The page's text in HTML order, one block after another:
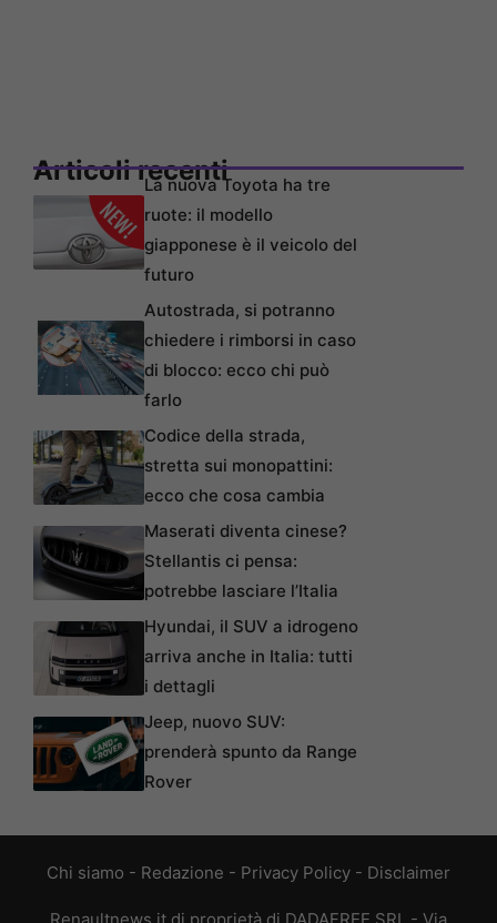
Articoli recentiLa nuova Toyota ha tre
ruote: il modello
giapponese è il veicolo del
futuro
Autostrada, si potranno
chiedere i rimborsi in caso
di blocco: ecco chi può
farlo
Codice della strada,
stretta sui monopattini:
ecco che cosa cambia
Maserati diventa cinese?
Stellantis ci pensa:
potrebbe lasciare l’Italia
Hyundai, il SUV a idrogeno
arriva anche in Italia: tutti
i dettagli
Jeep, nuovo SUV:
prenderà spunto da Range
Rover
Chi siamo - Redazione - Privacy Policy - Disclaimer